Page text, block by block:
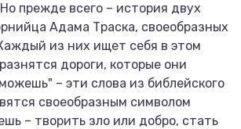
прежде всего – история двух
Адама Траска, своеобразных
из них ищет себя в этом
дороги, которые они
– эти слова из библейского
своеобразным символом
– творить зло или добро, стать